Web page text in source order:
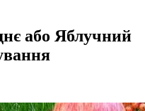
або Яблучний